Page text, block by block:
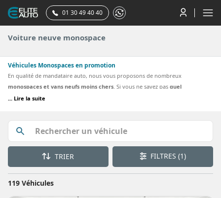
01 30 49 40 40
Voiture neuve monospace
Véhicules Monospaces en promotion
En qualité de mandataire auto, nous vous proposons de nombreux
monospaces et vans neufs moins chers. Si vous ne savez pas quel
monospace choisir
neufs proposés sur le site Elite-Auto. Si vous cherchez unmonospace hybride,
consultez nos meilleures offres sur notre page dédiée. Vous consultez ainsi en
un clic tous les monospaces neufs bénéficiant de remises importantes. Le
vous est livré soit dans notre établissement à Coignières (78), soit
dans un des centres livreurs certifiés ou en concession.
... Lire la suite
TRIER FILTRES(1)
119 Véhicules